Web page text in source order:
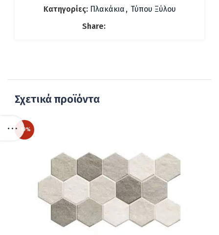
Κατηγορίες: Πλακάκια , Τύπου Ξύλου
Share:
Σχετικά προϊόντα
-19%